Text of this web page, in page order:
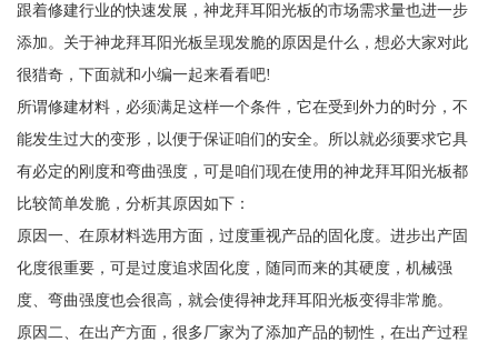
跟着修建行业的快速发展，神龙拜耳阳光板的市场需求量也进一步
添加。关于神龙拜耳阳光板呈现发脆的原因是什么，想必大家对此
很猎奇，下面就和小编一起来看看吧!
所谓修建材料，必须满足这样一个条件，它在受到外力的时分，不
能发生过大的变形，以便于保证咱们的安全。所以就必须要求它具
有必定的刚度和弯曲强度，可是咱们现在使用的神龙拜耳阳光板都
比较简单发脆，分析其原因如下：
原因一、在原材料选用方面，过度重视产品的固化度。进步出产固
化度很重要，可是过度追求固化度，随同而来的其硬度，机械强
度、弯曲强度也会很高，就会使得神龙拜耳阳光板变得非常脆。
原因二、在出产方面，很多厂家为了添加产品的韧性，在出产过程